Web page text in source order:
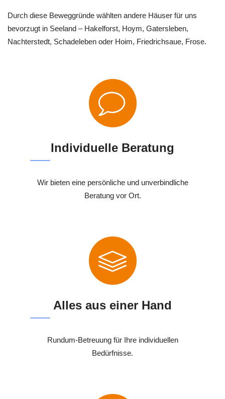
Durch diese Beweggründe wählten andere Häuser für uns
bevorzugt in Seeland – Hakelforst, Hoym, Gatersleben,
Nachterstedt, Schadeleben oder Hoim, Friedrichsaue, Frose.
Individuelle Beratung
Wir bieten eine persönliche und unverbindliche
Beratung vor Ort.
Alles aus einer Hand
Rundum-Betreuung für Ihre individuellen
Bedürfnisse.